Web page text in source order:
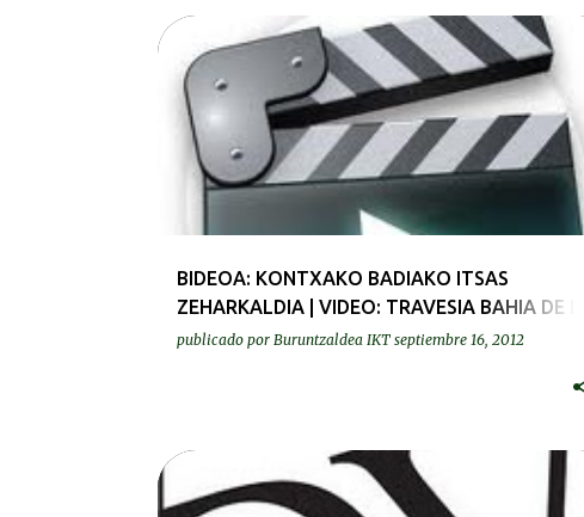
BIDEOA: KONTXAKO BADIAKO ITSAS
ZEHARKALDIA | VIDEO: TRAVESIA BAHIA DE LA
CONCHA
publicado por Buruntzaldea IKT septiembre 16, 2012
BIDEOAK | VIDEOS
PRENTSA | PRENSA